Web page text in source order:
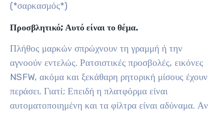
(*σαρκασμός*)
Προσβλητικό; Αυτό είναι το θέμα.
Πλήθος μαρκών σπρώχνουν τη γραμμή ή την
αγνοούν εντελώς. Ρατσιστικές προσβολές, εικόνες
NSFW, ακόμα και ξεκάθαρη ρητορική μίσους έχουν
περάσει. Γιατί; Επειδή η πλατφόρμα είναι
αυτοματοποιημένη και τα φίλτρα είναι αδύναμα. Αν